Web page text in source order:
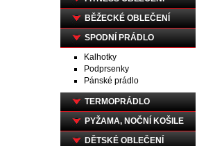
BĚŽECKÉ OBLEČENÍ
SPODNÍ PRÁDLO
Kalhotky
Podprsenky
Pánské prádlo
TERMOPRÁDLO
PYŽAMA, NOČNÍ KOŠILE
DĚTSKÉ OBLEČENÍ